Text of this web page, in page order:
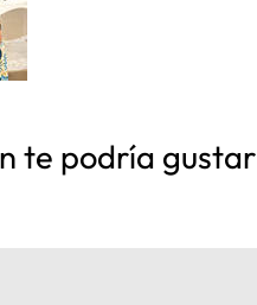
te podría gustar